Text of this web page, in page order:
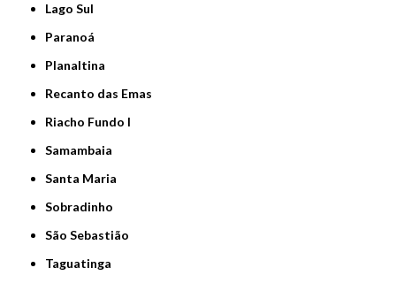
Lago Sul
Paranoá
Planaltina
Recanto das Emas
Riacho Fundo I
Samambaia
Santa Maria
Sobradinho
São Sebastião
Taguatinga